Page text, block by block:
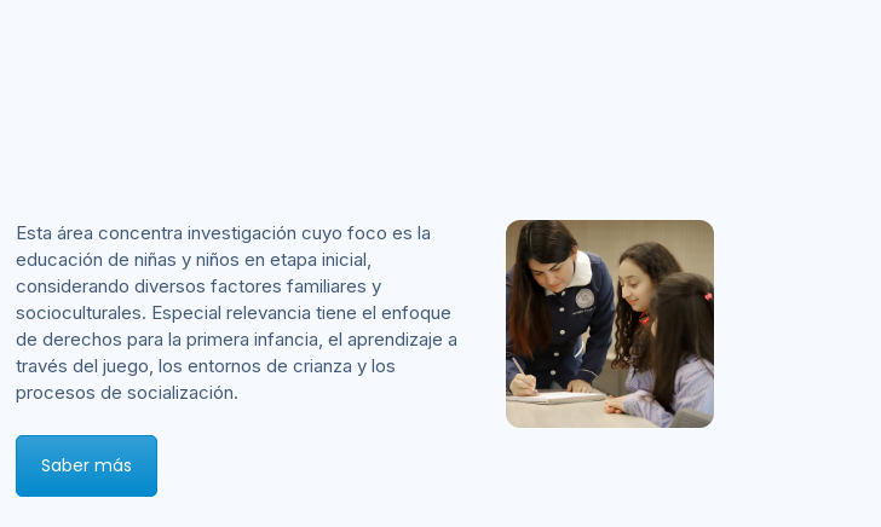
Esta área concentra investigación cuyo foco es la
educación de niñas y niños en etapa inicial,
considerando diversos factores familiares y
socioculturales. Especial relevancia tiene el enfoque
de derechos para la primera infancia, el aprendizaje a
través del juego, los entornos de crianza y los
procesos de socialización.
Saber más